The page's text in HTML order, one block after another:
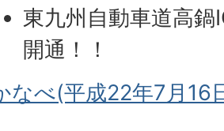
東九州自動車道高
開通！！
なべ(平成22年7月16